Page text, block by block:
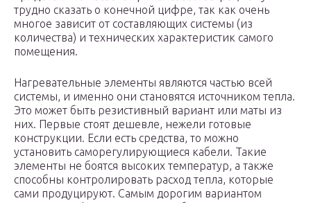
трудно сказать о конечной цифре, так как очень
многое зависит от составляющих системы (из
количества) и технических характеристик самого
помещения.
Нагревательные элементы являются частью всей
системы, и именно они становятся источником тепла.
Это может быть резистивный вариант или маты из
них. Первые стоят дешевле, нежели готовые
конструкции. Если есть средства, то можно
установить саморегулирующиеся кабели. Такие
элементы не боятся высоких температур, а также
способны контролировать расход тепла, которые
сами продуцируют. Самым дорогим вариантом